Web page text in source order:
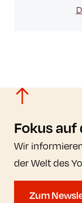
Fokus
Wir
der Welt des
Zum